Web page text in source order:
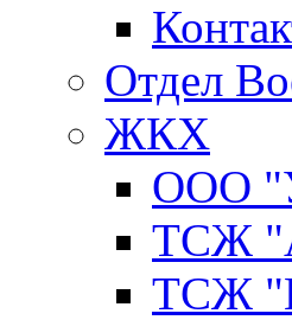
Отдел
ЖКХ
ООО
ТСЖ
ТСЖ